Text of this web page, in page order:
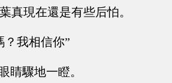
真現在還是有些后怕。
？我相信你”
睛驟地一瞪。